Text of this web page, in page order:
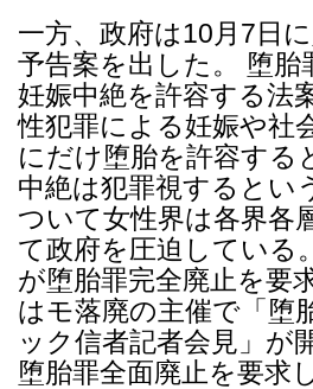
一方、政府は10月7日
予告案を出した。 堕
妊娠中絶を許容する法
性犯罪による妊娠や社
にだけ堕胎を許容する
中絶は犯罪視するとい
ついて女性界は各界各
て政府を圧迫している
が堕胎罪完全廃止を要
はモ落廃の主催で「堕
ック信者記者会見」が
堕胎罪全面廃止を要求